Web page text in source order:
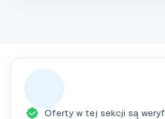
Oferty w tej sekcji są